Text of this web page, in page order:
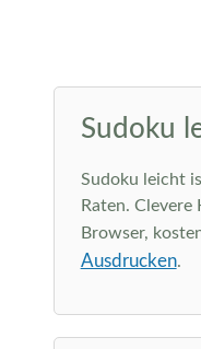
Sudoku
Sudoku leicht
Raten.
Browser,
Ausdrucken.